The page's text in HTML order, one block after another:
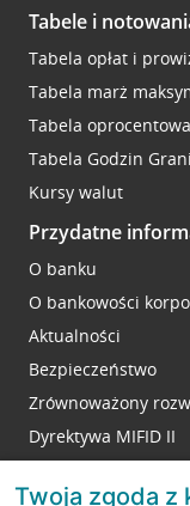
Tabele i
Tabela opłat i
Tabela marż
Tabela
Tabela Godzin
Kursy walut
Przydatne
O banku
O bankowości
Aktualności
Bezpieczeństwo
Zrównoważony
Dyrektywa MIFID II
Twoja zgoda z